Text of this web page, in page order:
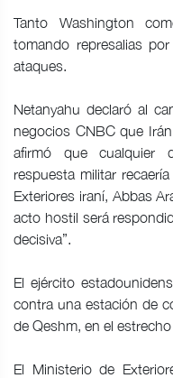
Tanto Washington
tomando represalias
ataques.
Netanyahu declaró al
negocios CNBC que
afirmó que cualquier
respuesta militar
Exteriores iraní, Abbas
acto hostil será
decisiva”.
El ejército
contra una estación de
de Qeshm, en el
El Ministerio de